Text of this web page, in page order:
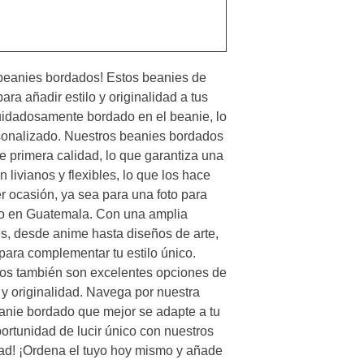
bordados! Estos beanies de
añadir estilo y originalidad a tus
bordado en el beanie, lo
Nuestros beanies bordados
primera calidad, lo que garantiza una
livianos y flexibles, lo que los hace
ocasión, ya sea para una foto para
en Guatemala. Con una amplia
desde anime hasta diseños de arte,
complementar tu estilo único.
también son excelentes opciones de
originalidad. Navega por nuestra
bordado que mejor se adapte a tu
de lucir único con nuestros
¡Ordena el tuyo hoy mismo y añade